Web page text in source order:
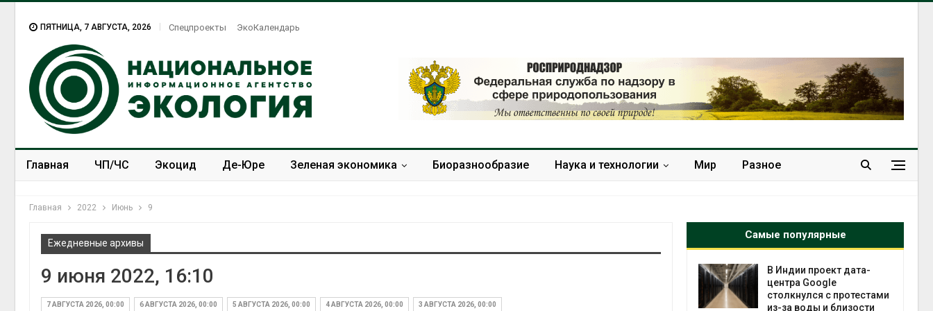
ПЯТНИЦА, 7 АВГУСТА, 2026 Спецпроекты ЭкоКалендарь
Главная ЧП/ЧС Экоцид Де-Юре Зеленая экономика Биоразнообразие Наука и технологии Мир Разное
Главная 2022 Июнь 9
Ежедневные архивы
9 июня 2022, 16:10
7 АВГУСТА 2026, 00:00 6 АВГУСТА 2026, 00:00 5 АВГУСТА 2026, 00:00 4 АВГУСТА 2026, 00:00 3 АВГУСТА 2026, 00:00
Самые популярные
переживать жару
В Индии проект дата-
центра Google
столкнулся с протестами
из-за воды и близости